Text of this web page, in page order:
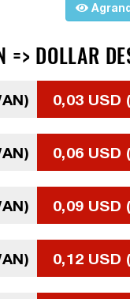
=> DOLLAR
0,03 USD
0,06 USD
0,09 USD
0,12 USD